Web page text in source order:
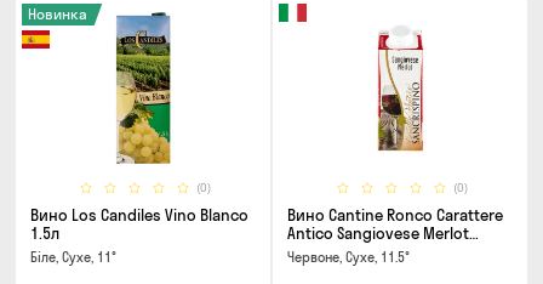
(0)
Новинка
Вино Los Candiles Vino Blanco
1.5л
Біле, Сухе, 11°
(0)
Вино Cantine Ronco Carattere
Antico Sangiovese Merlot
Rubicone IGT 0.25л
Червоне, Сухе, 11.5°